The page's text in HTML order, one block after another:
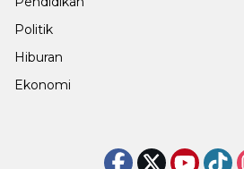
Politik
Hiburan
Ekonomi